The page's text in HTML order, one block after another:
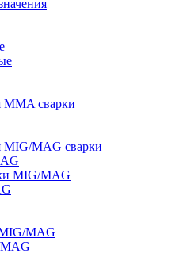
MMA сварки
MIG/MAG сварки
MIG/MAG
MIG/MAG